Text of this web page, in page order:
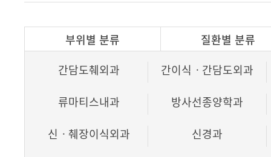
부위별 분류
질환별 분류
간담도췌외과
간이식ㆍ간담도외과
류마티스내과
방사선종양학과
신ㆍ췌장이식외과
신경과